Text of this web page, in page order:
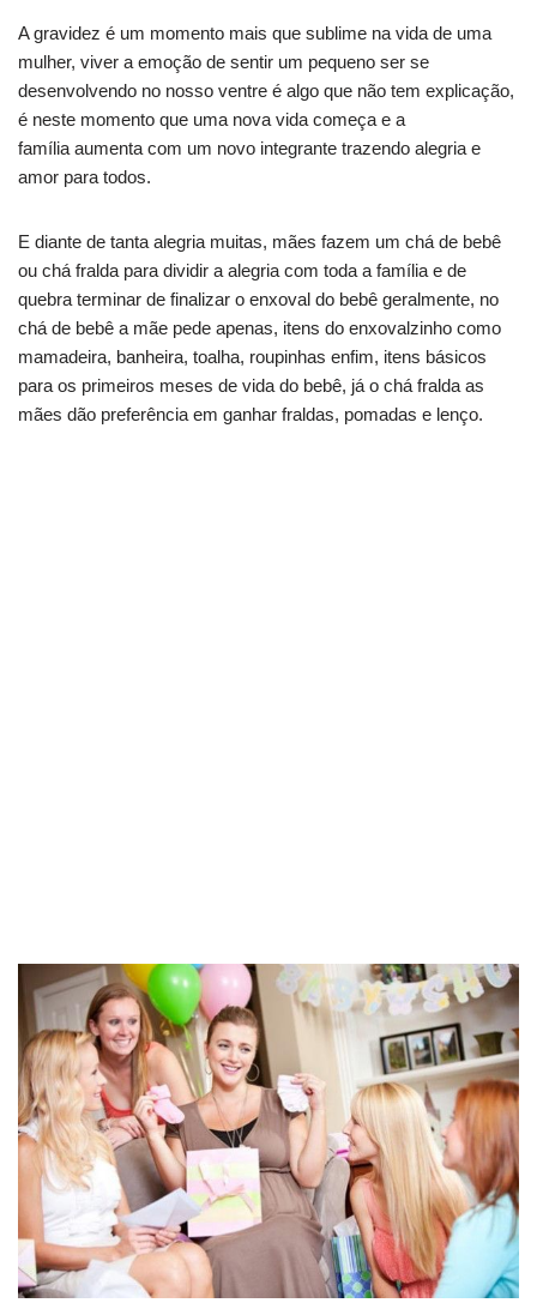
A gravidez é um momento mais que sublime na vida de uma
mulher, viver a emoção de sentir um pequeno ser se
desenvolvendo no nosso ventre é algo que não tem explicação,
é neste momento que uma nova vida começa e a
família aumenta com um novo integrante trazendo alegria e
amor para todos.
E diante de tanta alegria muitas, mães fazem um chá de bebê
ou chá fralda para dividir a alegria com toda a família e de
quebra terminar de finalizar o enxoval do bebê geralmente, no
chá de bebê a mãe pede apenas, itens do enxovalzinho como
mamadeira, banheira, toalha, roupinhas enfim, itens básicos
para os primeiros meses de vida do bebê, já o chá fralda as
mães dão preferência em ganhar fraldas, pomadas e lenço.